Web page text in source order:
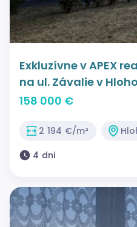
Exkluzívne v APEX
na ul. Závalie v
158 000 €
2 194 €/m²
4 dni